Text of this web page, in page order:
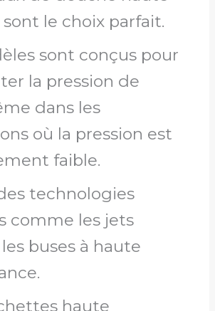
sont le choix parfait.
sont conçus pour
la pression de
dans les
où la pression est
faible.
technologies
comme les jets
buses à haute
haute